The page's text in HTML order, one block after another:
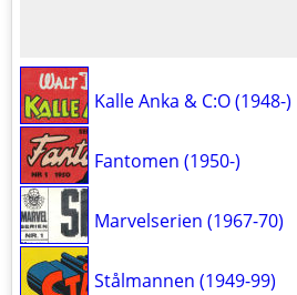
Kalle Anka & C:O (1948-)
Fantomen (1950-)
Marvelserien (1967-70)
Stålmannen (1949-99)